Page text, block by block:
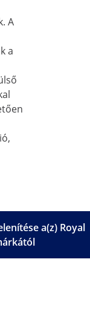
A
a
a(z) Royal